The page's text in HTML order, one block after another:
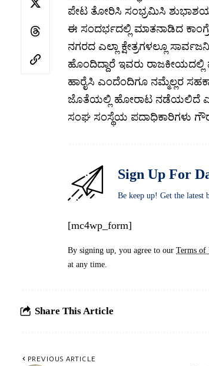
ಪೇಟ ತೋರಿಸಿ ಸಂಭ್ರಮಿಸಿ
ಈ ಸಂದರ್ಭದಲ್ಲಿ ಮಾತನಾಡಿದ
ನಗರದ ಎಲ್ಲಾ ಕ್ಷೇತ್ರಗಳಲ್ಲೂ
ಹೊಂದಿದ್ದಾರೆ ಇವರು
ಹಾರೈಸಿ ಎಂದೆಂದಿಗೂ ನಮ್ಮೆಲ್ಲರ
ಜೊತೆಯಲ್ಲಿ ಹೋರಾಟ ನಡೆಯಲಿದೆ
ಸಂಘ ಸಂಸ್ಥೆಯ ಪದಾಧಿಕಾರಿಗಳು
Sign Up For
Be keep up! Get the latest
[mc4wp_form]
By signing up, you agree to our Terms of
at any time.
Share This Article
PREVIOUS ARTICLE